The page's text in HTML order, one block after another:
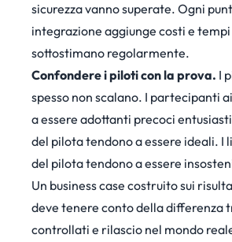
sicurezza vanno superate. Ogni
integrazione aggiunge costi e
sottostimano regolarmente.
Confondere i piloti con la prova. I
spesso non scalano. I partecipanti
a essere adottanti precoci
del pilota tendono a essere ideali. I
del pilota tendono a essere
Un business case costruito sui
deve tenere conto della differenza
controllati e rilascio nel mondo